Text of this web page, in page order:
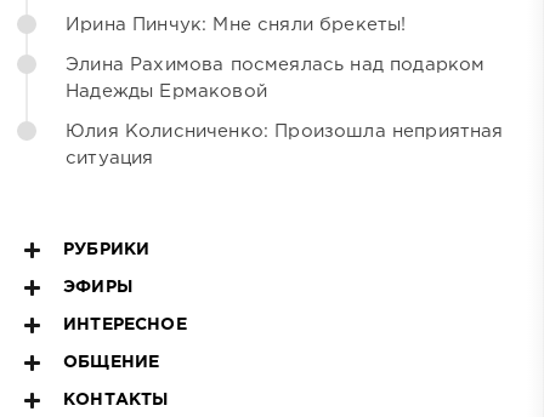
Ирина Пинчук: Мне сняли брекеты!
Элина Рахимова посмеялась над подарком
Надежды Ермаковой
Юлия Колисниченко: Произошла неприятная
ситуация
РУБРИКИ
ЭФИРЫ
ИНТЕРЕСНОЕ
ОБЩЕНИЕ
КОНТАКТЫ